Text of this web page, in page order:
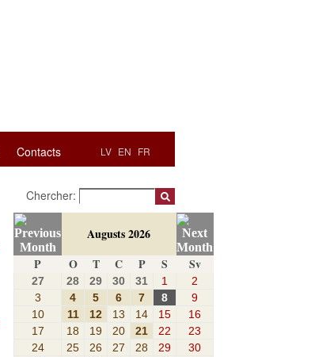
LV EN FR
Contacts
Chercher:
Augusts 2026
P
O T C P S Sv
27 28 29 30 31 1
2
3
4 5 6 7 8
9
10
11 12 13 14 15
16
17
18 19 20 21 22
23
24
25 26 27 28 29
30